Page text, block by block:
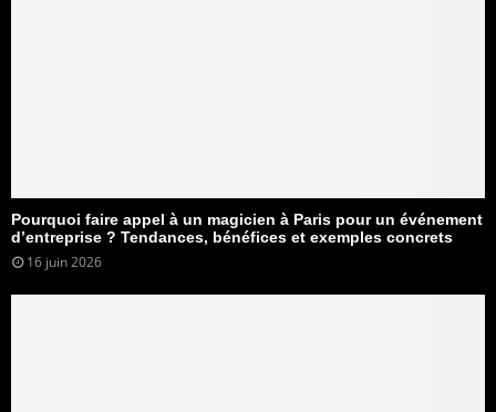
Pourquoi faire appel à un magicien à Paris pour un événement
d’entreprise ? Tendances, bénéfices et exemples concrets
16 juin 2026